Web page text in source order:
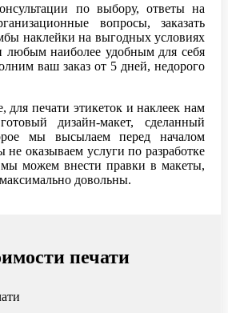
по выбору, ответы на
вопросы, заказать
наклейки на выгодных условиях
любым наиболее удобным для себя
ваш заказ от 5 дней, недорого
для печати этикеток и наклеек нам
дизайн-макет, сделанный
мы высылаем перед началом
не оказываем услуги по разработке
можем внести правки в макеты,
довольны.
печати